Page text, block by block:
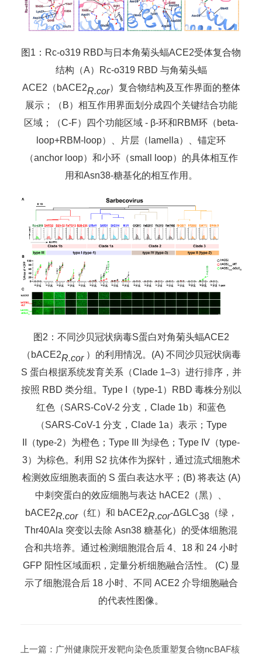
图 1 ： Rc-o319 RBD与日本角菊头蝠ACE2受体复合物
结构（A） Rc-o319 RBD 与角菊头蝠
ACE2 （ bACE2R.cor）复合物结构及互作界面的整体
展示；（ B）相互作用界面划分成四个关键结合功能
区域；（C-F）四个功能区域 - β-环和RBM环（ beta-
loop+RBM-loop）、片层（ lamella）、锚定环
（anchor loop）和小环（small loop）的具体相互作
用和Asn38-糖基化的相互作用。
图 2 ： 不同沙贝冠状病毒S蛋白对角菊头蝠ACE2
（ bACE2R.cor ） 的利用情况。 (A) 不同沙贝冠状病毒
S 蛋白根据系统发育关系（Clade 1–3）进行排序，并
按照 RBD 类分组。 Type I （type-1） RBD 毒株分别以
红色（SARS-CoV-2 分支， Clade 1b）和蓝色
（SARS-CoV-1 分支， Clade 1a）表示； Type
（type-2）为橙色； Type III 为绿色； Type IV （type-
3）为棕色。利用 S2 抗体作为探针，通过流式细胞术
检测效应细胞表面的 S 蛋白表达水平； (B) 将表达 (A)
中刺突蛋白的效应细胞与表达 hACE2 （黑）、
bACE2R.cor（红）和 bACE2R.cor-ΔGLC38 （绿，
Thr40Ala 突变以去除 Asn38 糖基化）的受体细胞混
合和共培养。通过检测细胞混合后4、 18 和 24 小时
GFP 阳性区域面积，定量分析细胞融合活性。 (C) 显
示了细胞混合后18 小时、不同 ACE2 介导细胞融合
的代表性图像。
上一篇： 广州健康院开发靶向染色质重塑复合物ncBAF核